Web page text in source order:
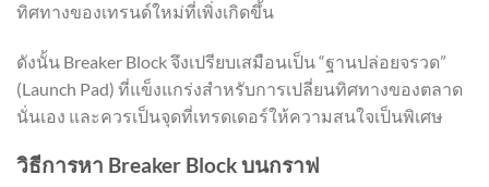
ทิศทางของเทรนด์ใหม่ที่เพิ่งเกิดขึ้น
ดังนั้น Breaker Block จึงเปรียบเสมือนเป็น “ฐานปล่อยจรวด”
(Launch Pad) ที่แข็งแกร่งสำหรับการเปลี่ยนทิศทางของตลาด
นั่นเอง และควรเป็นจุดที่เทรดเดอร์ให้ความสนใจเป็นพิเศษ
วิธีการหา Breaker Block บนกราฟ